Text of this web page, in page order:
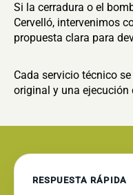
Si la cerradura o el
Cervelló, intervenimos
propuesta clara para
Cada servicio técnico
original y una ejecución
RESPUESTA RÁPIDA